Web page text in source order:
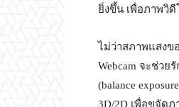
ยิ่งขึ้น เพื่อภาพวิ
ไม่ว่าสภาพแสงข
Webcam จะช่วย
(balance
3D/2D เพื่อขจัด